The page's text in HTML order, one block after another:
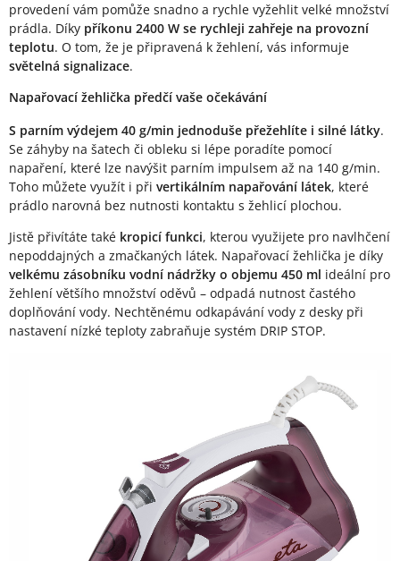
provedení vám pomůže snadno a rychle vyžehlit velké množství
prádla. Díky příkonu 2400 W se rychleji zahřeje na provozní
teplotu. O tom, že je připravená k žehlení, vás informuje
světelná signalizace.
Napařovací žehlička předčí vaše očekávání
S parním výdejem 40 g/min jednoduše přežehlíte i silné látky.
Se záhyby na šatech či obleku si lépe poradíte pomocí
napaření, které lze navýšit parním impulsem až na 140 g/min.
Toho můžete využít i při vertikálním napařování látek, které
prádlo narovná bez nutnosti kontaktu s žehlicí plochou.
Jistě přivítáte také kropicí funkci, kterou využijete pro navlhčení
nepoddajných a zmačkaných látek. Napařovací žehlička je díky
velkému zásobníku vodní nádržky o objemu 450 ml ideální pro
žehlení většího množství oděvů – odpadá nutnost častého
doplňování vody. Nechtěnému odkapávání vody z desky při
nastavení nízké teploty zabraňuje systém DRIP STOP.